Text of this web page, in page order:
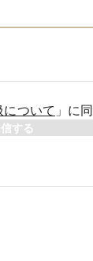
ついて 」 に
する